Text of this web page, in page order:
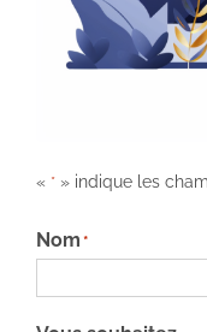
« *» indique les
Nom *